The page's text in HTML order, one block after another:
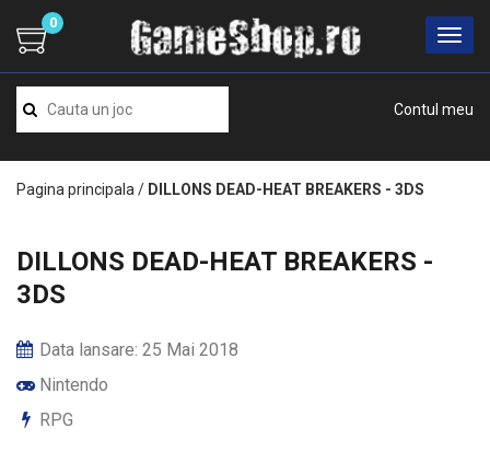
Contul meu
0
Pagina principala / DILLONS DEAD-HEAT BREAKERS - 3DS
DILLONS DEAD-HEAT BREAKERS -
3DS
Data lansare: 25 Mai 2018
Nintendo
RPG